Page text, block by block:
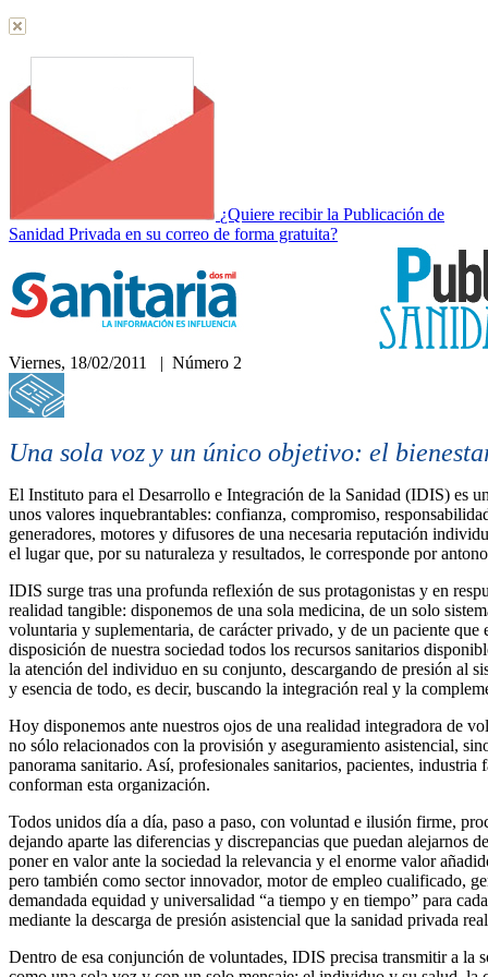
¿Quiere recibir la Publicación de
Sanidad Privada en su correo de forma gratuita?
Viernes, 18/02/2011 | Número 2
Una sola voz y un único objetivo: el
El Instituto para el Desarrollo e Integración de la Sanidad (IDIS) es
unos valores inquebrantables: confianza, compromiso,
generadores, motores y difusores de una necesaria reputación
el lugar que, por su naturaleza y resultados, le corresponde por
IDIS surge tras una profunda reflexión de sus protagonistas y en
realidad tangible: disponemos de una sola medicina, de un solo
voluntaria y suplementaria, de carácter privado, y de un paciente
disposición de nuestra sociedad todos los recursos sanitarios
la atención del individuo en su conjunto, descargando de presión al
y esencia de todo, es decir, buscando la integración real y la
Hoy disponemos ante nuestros ojos de una realidad integradora de
no sólo relacionados con la provisión y aseguramiento asistencial,
panorama sanitario. Así, profesionales sanitarios, pacientes,
conforman esta organización.
Todos unidos día a día, paso a paso, con voluntad e ilusión firme,
dejando aparte las diferencias y discrepancias que puedan alejarnos
poner en valor ante la sociedad la relevancia y el enorme valor
pero también como sector innovador, motor de empleo cualificado,
demandada equidad y universalidad “a tiempo y en tiempo” para
mediante la descarga de presión asistencial que la sanidad privada
Dentro de esa conjunción de voluntades, IDIS precisa transmitir a la